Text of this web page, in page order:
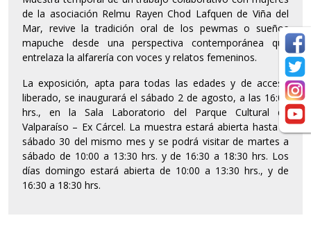
de la asociación Relmu Rayen Chod Lafquen de Viña del
Mar, revive la tradición oral de los pewmas o sueños
mapuche desde una perspectiva contemporánea que
entrelaza la alfarería con voces y relatos femeninos.
La exposición, apta para todas las edades y de acceso
liberado, se inaugurará el sábado 2 de agosto, a las 16:00
hrs., en la Sala Laboratorio del Parque Cultural de
Valparaíso – Ex Cárcel. La muestra estará abierta hasta el
sábado 30 del mismo mes y se podrá visitar de martes a
sábado de 10:00 a 13:30 hrs. y de 16:30 a 18:30 hrs. Los
días domingo estará abierta de 10:00 a 13:30 hrs., y de
16:30 a 18:30 hrs.